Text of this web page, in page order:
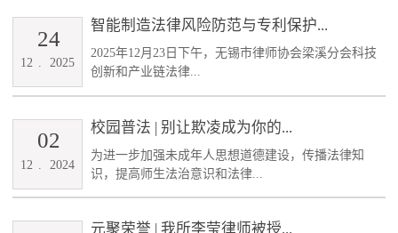
智能制造法律风险防范与专利保护...
2025年12月23日下午，无锡市律师协会梁溪分会科技
创新和产业链法律...
12 . 2025
24
校园普法 | 别让欺凌成为你的...
为进一步加强未成年人思想道德建设，传播法律知
识，提高师生法治意识和法律...
12 2024
02
元聚荣誉 | 我所李莹律师被授...